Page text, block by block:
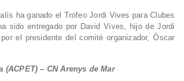
ha ganado el Trofeo Jordi Vives para Clubes
sido entregado por David Vives, hijo de Jordi
el presidente del comité organizador, Òscar
(ACPET) – CN Arenys de Mar